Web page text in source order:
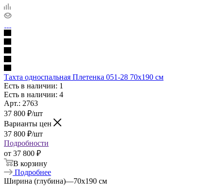
Тахта односпальная Плетенка 051-28 70х190 см
Есть в наличии: 1
Есть в наличии: 4
Арт.: 2763
37 800 ₽/шт
Варианты цен
37 800 ₽/шт
Подробности
от 37 800 ₽
В корзину
Подробнее
Ширина (глубина)—70х190 см